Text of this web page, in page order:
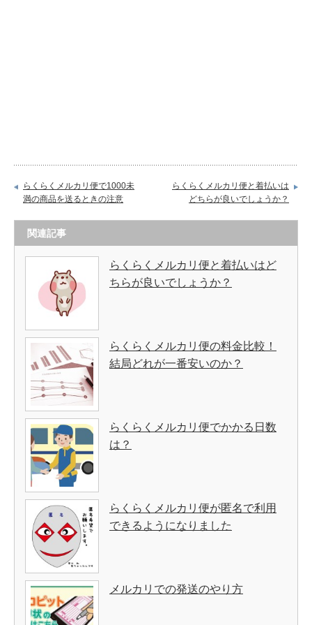
らくらくメルカリ便で1000未
満の商品を送るときの注意
らくらくメルカリ便と着払いは
どちらが良いでしょうか？
関連記事
らくらくメルカリ便と着払いはど
ちらが良いでしょうか？
らくらくメルカリ便の料金比較！
結局どれが一番安いのか？
らくらくメルカリ便でかかる日数
は？
らくらくメルカリ便が匿名で利用
できるようになりました
メルカリでの発送のやり方